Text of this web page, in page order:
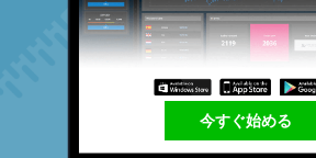
今すぐ始める